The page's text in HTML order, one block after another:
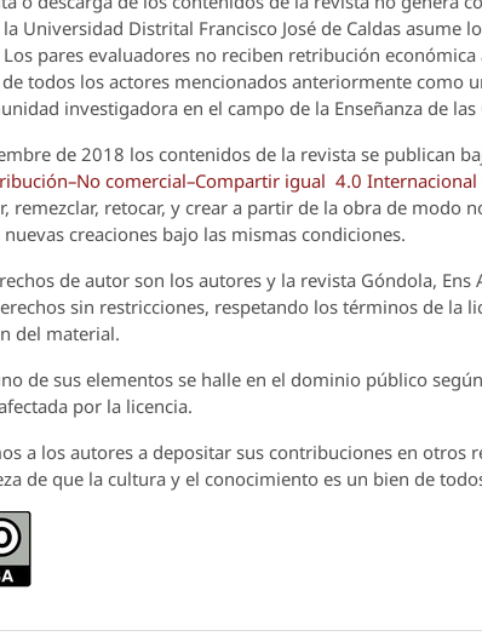
Universidad Distrital Francisco José de Caldas asume
pares evaluadores no reciben retribución
todos los actores mencionados anteriormente como
investigadora en el campo de la Enseñanza de las
de 2018 los contenidos de la revista se publican
comercial–Compartir igual 4.0 Internacional
remezclar, retocar, y crear a partir de la obra de modo
creaciones bajo las mismas condiciones.
de autor son los autores y la revista Góndola, Ens
sin restricciones, respetando los términos de la
del material.
de sus elementos se halle en el dominio público
por la licencia.
a los autores a depositar sus contribuciones en otros
de que la cultura y el conocimiento es un bien de